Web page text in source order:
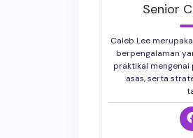
Senior
Caleb Lee
berpengalaman
praktikal mengenai
asas, serta